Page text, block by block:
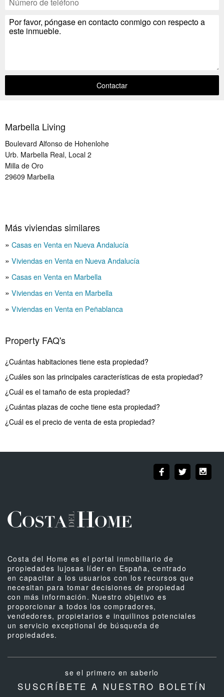
Contactar
Marbella Living
Boulevard Alfonso de Hohenlohe
Urb. Marbella Real, Local 2
Milla de Oro
29609 Marbella
Más viviendas similares
Casas en Venta en Nueva Andalucía
Viviendas en Venta en Nueva Andalucía
Casas en Venta en Marbella
Viviendas en Venta en Marbella
Viviendas en Venta en Peñablanca
Property FAQ's
¿Cuántas habitaciones tiene esta propiedad?
¿Cuáles son las principales características de esta propiedad?
¿Cuál es el tamaño de esta propiedad?
¿Cuántas plazas de coche tiene esta propiedad?
¿Cuál es el precio de venta de esta propiedad?
Costa del Home es el portal inmobiliario de
propiedades lujosas líder en España, centrado
en capacitar a los usuarios con los recursos que
necesitan para tomar decisiones de propiedad
con más información. Nuestro objetivo es
proporcionar a todos los compradores,
vendedores, propietarios e inquilinos potenciales
un servicio exceptional de búsqueda de
propiedades.
se el primero en saberlo
SUSCRÍBETE A NUESTRO BOLETÍN